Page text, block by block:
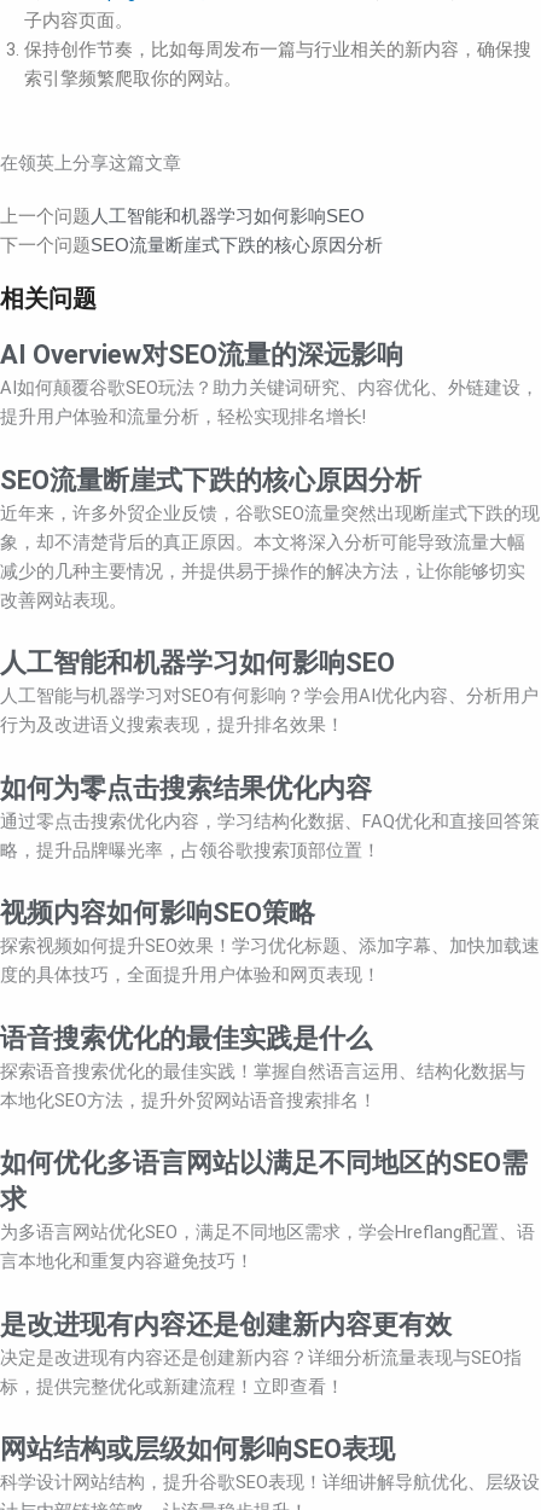
子内容页面。
保持创作节奏，比如每周发布一篇与行业相关的新内容，确保搜
索引擎频繁爬取你的网站。
在领英上分享这篇文章
Prev
上一个问题 人工智能和机器学习如何影响SEO
下一个问题SEO流量断崖式下跌的核心原因分析
相关问题
AI Overview对SEO流量的深远影响
AI如何颠覆谷歌SEO玩法？助力关键词研究、内容优化、外链建设，
提升用户体验和流量分析，轻松实现排名增长!
SEO流量断崖式下跌的核心原因分析
近年来，许多外贸企业反馈，谷歌SEO流量突然出现断崖式下跌的现
象，却不清楚背后的真正原因。本文将深入分析可能导致流量大幅
减少的几种主要情况，并提供易于操作的解决方法，让你能够切实
改善网站表现。
人工智能和机器学习如何影响SEO
人工智能与机器学习对SEO有何影响？学会用AI优化内容、分析用户
行为及改进语义搜索表现，提升排名效果！
如何为零点击搜索结果优化内容
通过零点击搜索优化内容，学习结构化数据、FAQ优化和直接回答策
略，提升品牌曝光率，占领谷歌搜索顶部位置！
视频内容如何影响SEO策略
探索视频如何提升SEO效果！学习优化标题、添加字幕、加快加载速
度的具体技巧，全面提升用户体验和网页表现！
语音搜索优化的最佳实践是什么
探索语音搜索优化的最佳实践！掌握自然语言运用、结构化数据与
本地化SEO方法，提升外贸网站语音搜索排名！
如何优化多语言网站以满足不同地区的SEO需
求
为多语言网站优化SEO，满足不同地区需求，学会Hreflang配置、语
言本地化和重复内容避免技巧！
是改进现有内容还是创建新内容更有效
决定是改进现有内容还是创建新内容？详细分析流量表现与SEO指
标，提供完整优化或新建流程！立即查看！
网站结构或层级如何影响SEO表现
科学设计网站结构，提升谷歌SEO表现！详细讲解导航优化、层级设